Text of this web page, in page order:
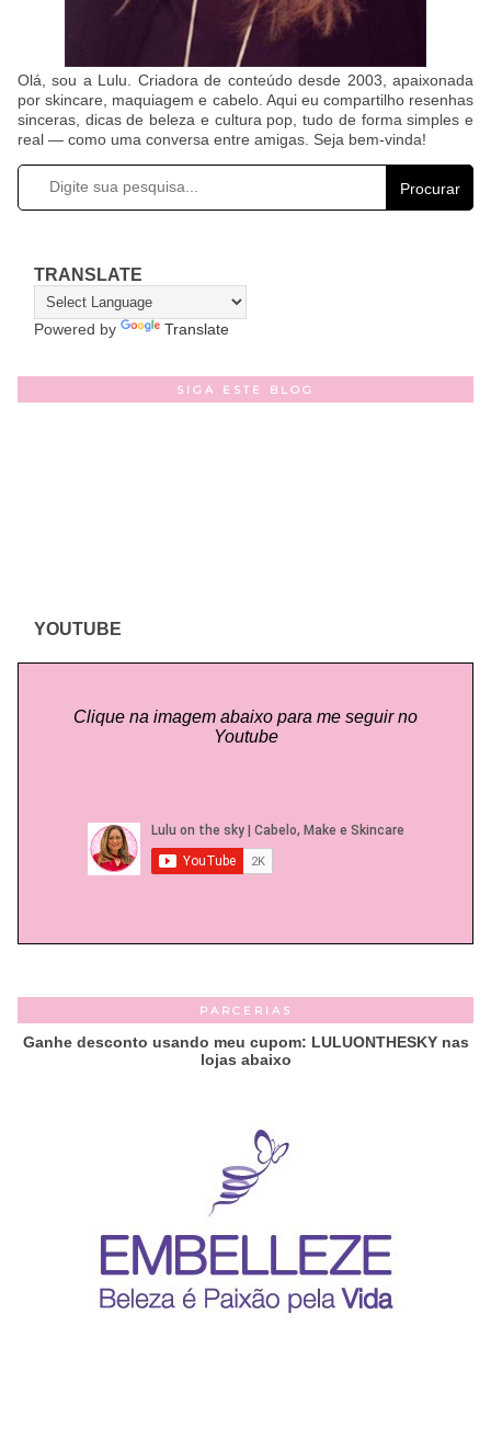
Olá, sou a Lulu. Criadora de conteúdo desde 2003, apaixonada
por skincare, maquiagem e cabelo. Aqui eu compartilho resenhas
sinceras, dicas de beleza e cultura pop, tudo de forma simples e
real — como uma conversa entre amigas. Seja bem-vinda!
Procurar
TRANSLATE
Powered by Translate
SIGA ESTE BLOG
YOUTUBE
Clique na imagem abaixo para me seguir no
Youtube
PARCERIAS
Ganhe desconto usando meu cupom: LULUONTHESKY nas
lojas abaixo